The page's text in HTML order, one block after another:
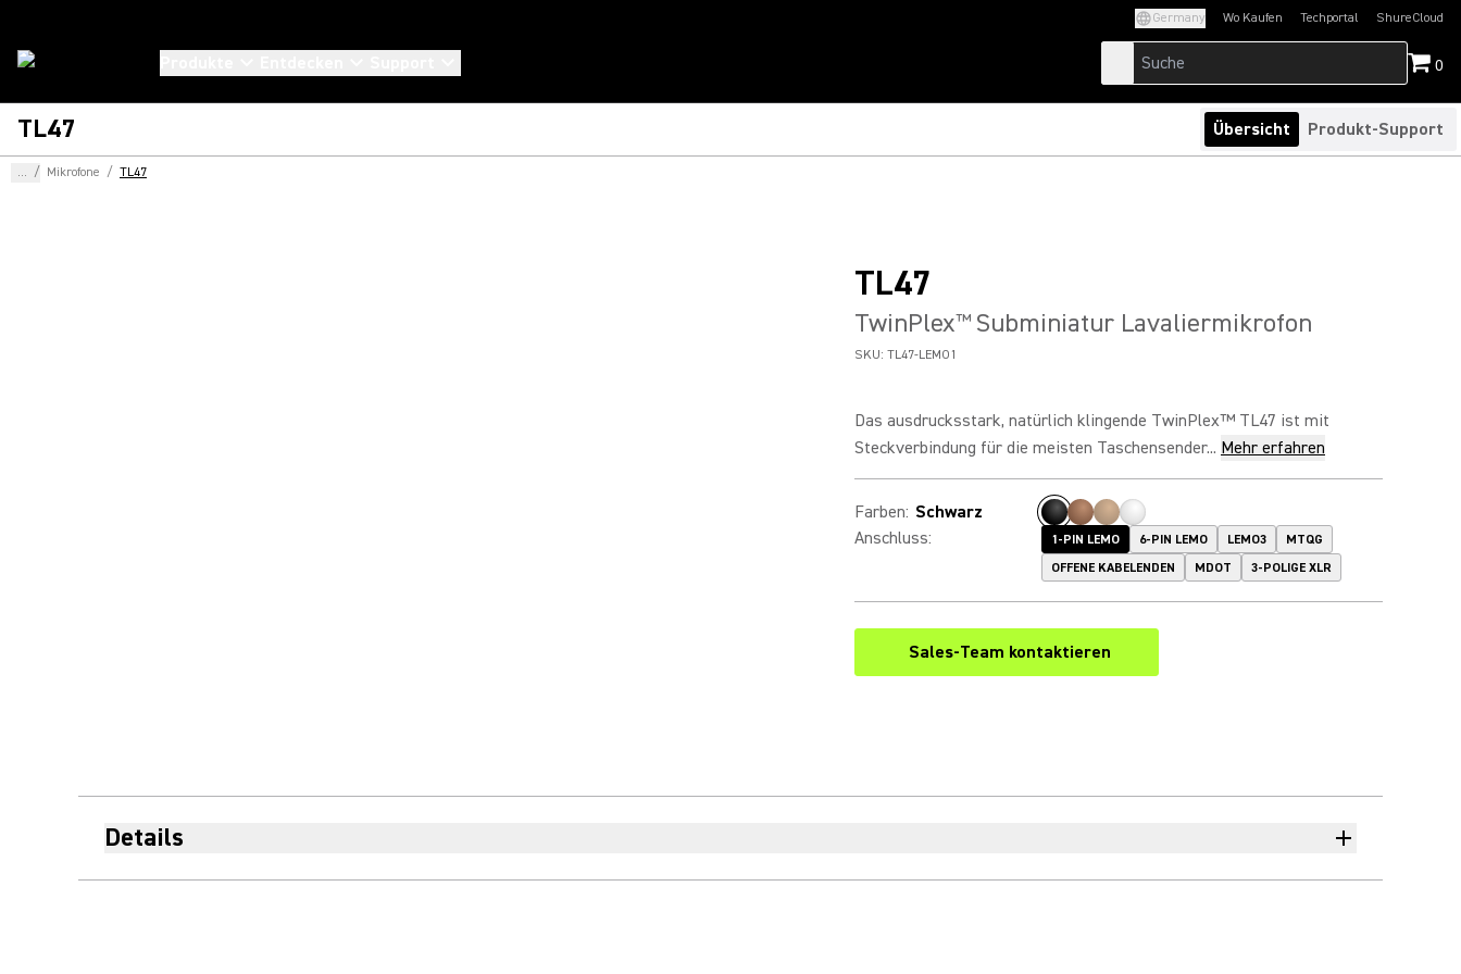
Germany Wo Kaufen Techportal
(Opens in a new tab)ShureCloud
(Opens in a new
0
TL47 Übersicht Produkt-Support
... / Mikrofone / TL47
TL47
TwinPlex™Subminiatur Lavaliermikrofon
SKU: TL47-LEMO1
Das ausdrucksstark, natürlich klingende TwinPlex™ TL47 ist mit
Steckverbindung für die meisten Taschensender... Mehr erfahren
Farben: Schwarz
Anschluss: 1-PIN LEMO 6-PIN LEMO LEMO3
MTQG
OFFENE KABELENDEN
MDOT 3-POLIGE XLR
Sales-Team kontaktieren
Details